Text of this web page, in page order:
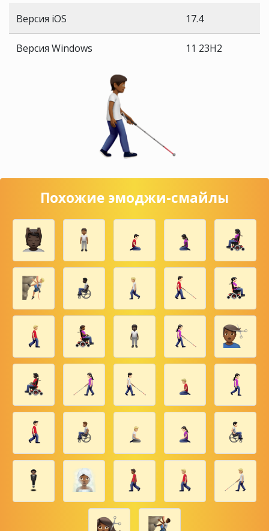
Версия iOS 17.4
Версия Windows 11 23H2
Похожие эмоджи-смайлы